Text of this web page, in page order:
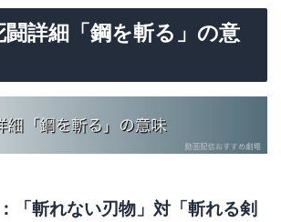
詳細「鋼を斬る」の意
「斬れない刃物」対「斬れる剣